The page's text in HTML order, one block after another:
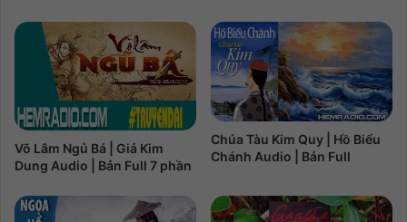
Võ Lâm Ngủ Bá | Giả Kim
Dung Audio | Bản Full 7 phần
Chúa Tàu Kim Quy | Hồ Biểu
Chánh Audio | Bản Full